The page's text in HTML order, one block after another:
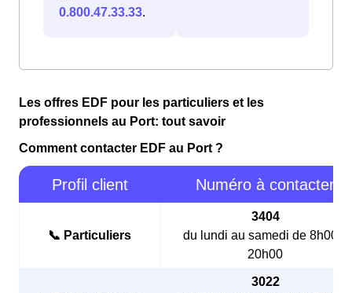
0.800.47.33.33.
Les offres EDF pour les particuliers et les
professionnels au Port: tout savoir
Comment contacter EDF au Port ?
Profil client Numéro à contacter
📞 Particuliers
3404
du lundi au samedi de 8h00 à
20h00
3022